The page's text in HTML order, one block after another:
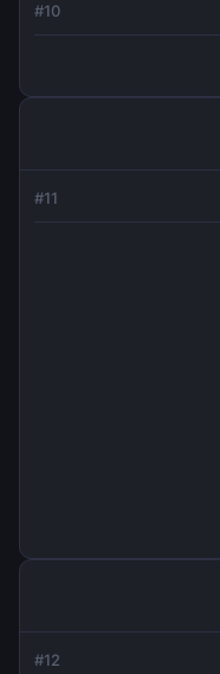
#10
#11
#12